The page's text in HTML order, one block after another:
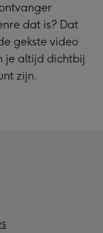
dat is? Dat
gekste video
je altijd dichtbij
zijn.